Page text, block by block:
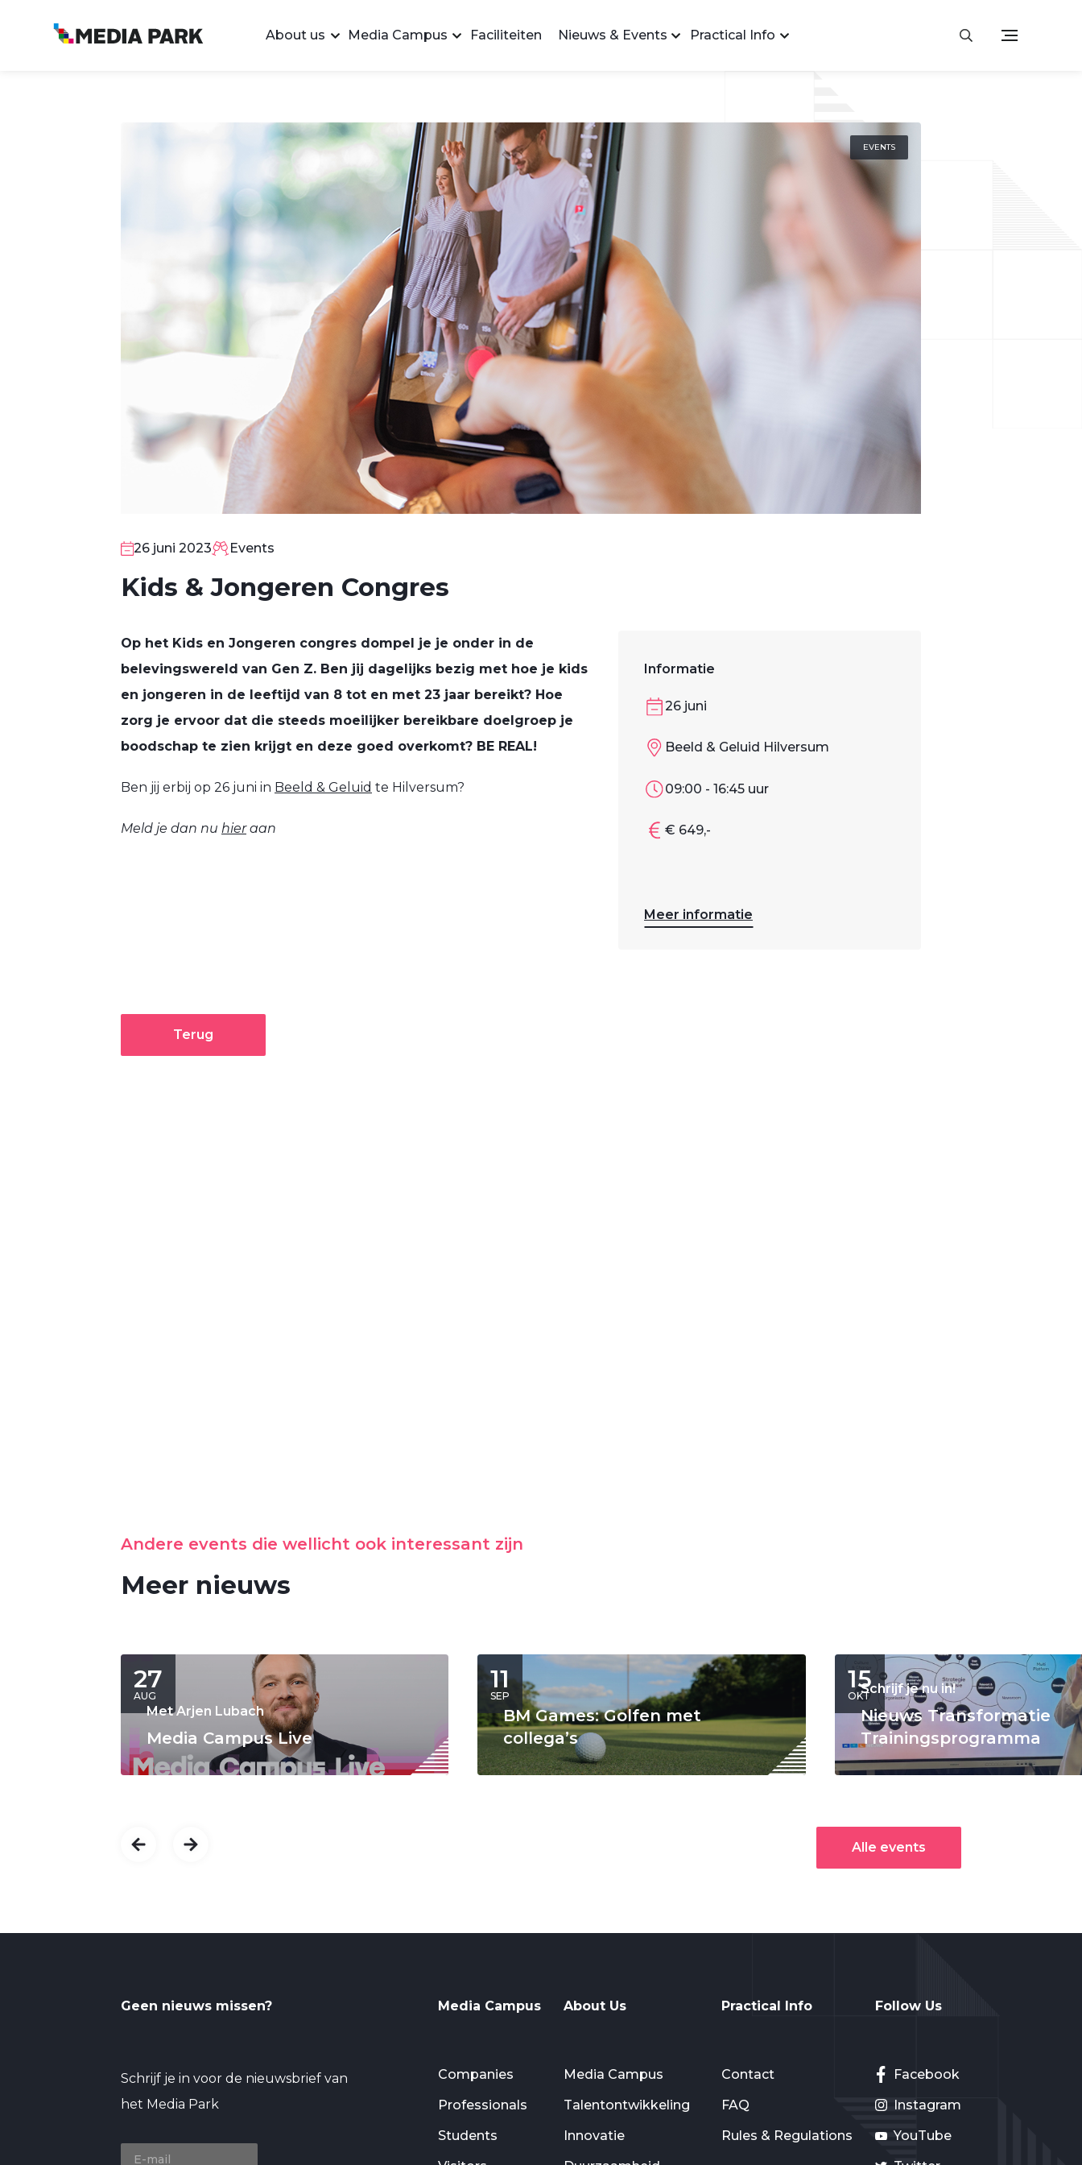
About us Media Campus Faciliteiten Nieuws & Events Practical Info
EVENTS
26
26 juni 2023 Events
Kids & Jongeren Congres
Informatie
26 juni
Beeld & Geluid Hilversum
09:00 - 16:45 uur
€ 649,-
Meer informatie
Op het Kids en Jongeren congres dompel je je onder in de
belevingswereld van Gen Z. Ben jij dagelijks bezig met hoe je kids
en jongeren in de leeftijd van 8 tot en met 23 jaar bereikt? Hoe
zorg je ervoor dat die steeds moeilijker bereikbare doelgroep je
boodschap te zien krijgt en deze goed overkomt? BE REAL!
Ben jij erbij op 26 juni in Beeld & Geluid te Hilversum?
Meld je dan nu hieraan
Terug
Andere events die wellicht ook interessant zijn
Meer nieuws
27
AUG
Met Arjen Lubach
Media Campus Live
11
SEP
BM Games: Golfen met
collega’s
15
OKTSchrijf je nu in!
Nieuws Transformatie
Trainingsprogramma
Alle events
Geen nieuws missen?
Schrijf je in voor de nieuwsbrief van
het Media Park
Media Campus
Companies
Professionals
Students
About Us
Media Campus
Talentontwikkeling
Innovatie
Practical Info
Contact
FAQ
Rules & Regulations
Follow Us
Facebook
Instagram
YouTube